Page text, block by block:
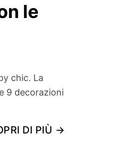
le
chic. La
9 decorazioni
DI PIÙ →